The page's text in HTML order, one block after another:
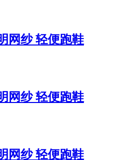
网纱 轻便跑鞋
网纱 轻便跑鞋
网纱 轻便跑鞋